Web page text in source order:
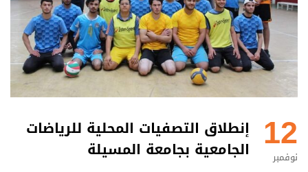
12
نوفمبر
إنطلاق التصفيات المحلية للرياضات
الجامعية بجامعة المسيلة